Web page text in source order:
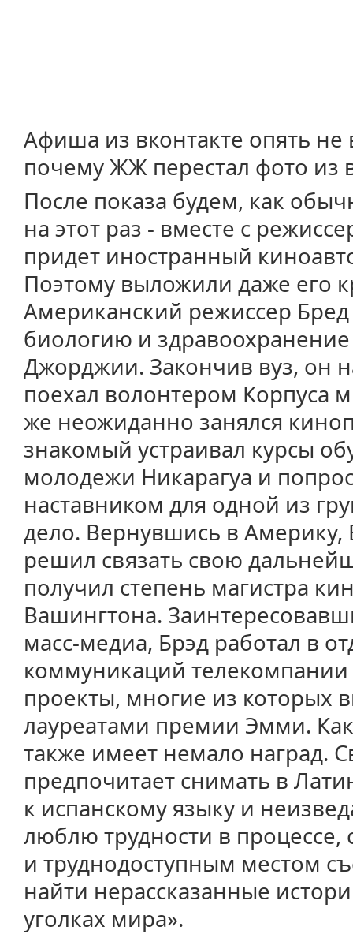
Афиша из вконтакте опять
почему ЖЖ перестал фото из
После показа будем, как
на этот раз - вместе с
придет иностранный
Поэтому выложили даже его
Американский режиссер
биологию и здравоохранение
Джорджии. Закончив вуз, он
поехал волонтером Корпуса
же неожиданно занялся
знакомый устраивал курсы
молодежи Никарагуа и
наставником для одной из
дело. Вернувшись в Америку,
решил связать свою
получил степень магистра
Вашингтона.
масс-медиа, Брэд работал в
коммуникаций телекомпании
проекты, многие из которых
лауреатами премии Эмми.
также имеет немало наград.
предпочитает снимать в
к испанскому языку и
люблю трудности в
и труднодоступным местом
найти нерассказанные
уголках мира».